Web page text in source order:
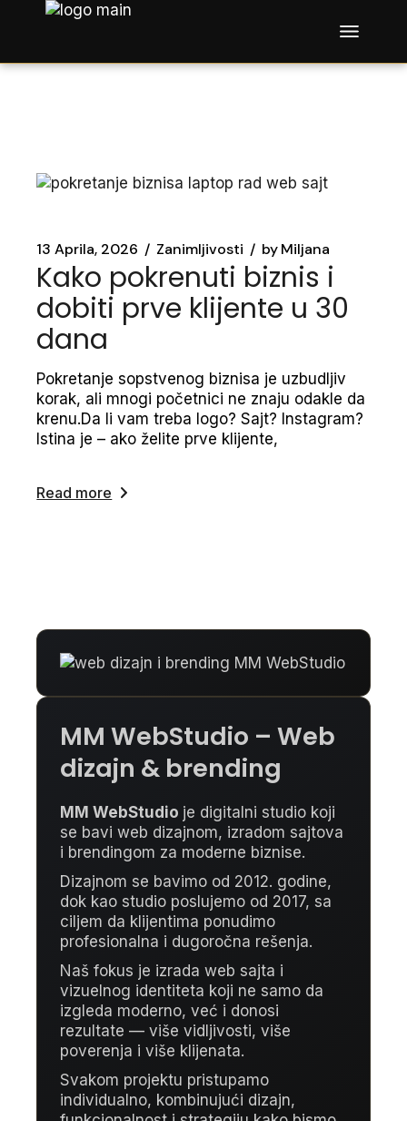
13 Aprila, 2026 Zanimljivosti byMiljana
Kako pokrenuti biznis i
dobiti prve klijente u 30
dana
Pokretanje sopstvenog biznisa je uzbudljiv
korak, ali mnogi početnici ne znaju odakle da
krenu.Da li vam treba logo? Sajt? Instagram?
Istina je – ako želite prve klijente,
Read more
MM WebStudio – Web
dizajn & brending
MM WebStudio je digitalni studio koji
se bavi web dizajnom, izradom sajtova
i brendingom za moderne biznise.
Dizajnom se bavimo od 2012. godine,
dok kao studio poslujemo od 2017, sa
ciljem da klijentima ponudimo
profesionalna i dugoročna rešenja.
Naš fokus je izrada web sajta i
vizuelnog identiteta koji ne samo da
izgleda moderno, već i donosi
rezultate — više vidljivosti, više
poverenja i više klijenata.
Svakom projektu pristupamo
individualno, kombinujući dizajn,